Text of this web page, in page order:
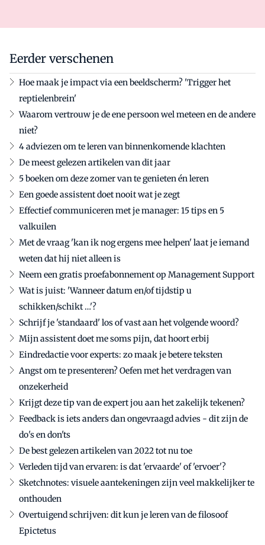
Eerder verschenen
Hoe maak je impact via een beeldscherm? 'Trigger het
reptielenbrein'
Waarom vertrouw je de ene persoon wel meteen en de andere
niet?
4 adviezen om te leren van binnenkomende klachten
De meest gelezen artikelen van dit jaar
5 boeken om deze zomer van te genieten én leren
Een goede assistent doet nooit wat je zegt
Effectief communiceren met je manager: 15 tips en 5
valkuilen
Met de vraag 'kan ik nog ergens mee helpen' laat je iemand
weten dat hij niet alleen is
Neem een gratis proefabonnement op Management Support
Wat is juist: 'Wanneer datum en/of tijdstip u
schikken/schikt …'?
Schrijf je 'standaard' los of vast aan het volgende woord?
Mijn assistent doet me soms pijn, dat hoort erbij
Eindredactie voor experts: zo maak je betere teksten
Angst om te presenteren? Oefen met het verdragen van
onzekerheid
Krijgt deze tip van de expert jou aan het zakelijk tekenen?
Feedback is iets anders dan ongevraagd advies - dit zijn de
do's en don'ts
De best gelezen artikelen van 2022 tot nu toe
Verleden tijd van ervaren: is dat 'ervaarde' of 'ervoer'?
Sketchnotes: visuele aantekeningen zijn veel makkelijker te
onthouden
Overtuigend schrijven: dit kun je leren van de filosoof
Epictetus